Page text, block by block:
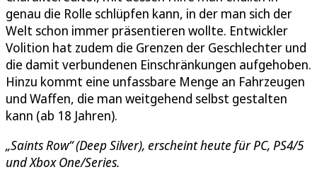
genau die Rolle schlüpfen kann, in der man sich der
Welt schon immer präsentieren wollte. Entwickler
Volition hat zudem die Grenzen der Geschlechter und
die damit verbundenen Einschränkungen aufgehoben.
Hinzu kommt eine unfassbare Menge an Fahrzeugen
und Waffen, die man weitgehend selbst gestalten
kann (ab 18 Jahren).
„Saints Row“ (Deep Silver), erscheint heute für PC, PS4/5
und Xbox One/Series.